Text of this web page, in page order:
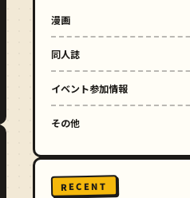
漫画
同人誌
イベント参加情報
その他
RECENT